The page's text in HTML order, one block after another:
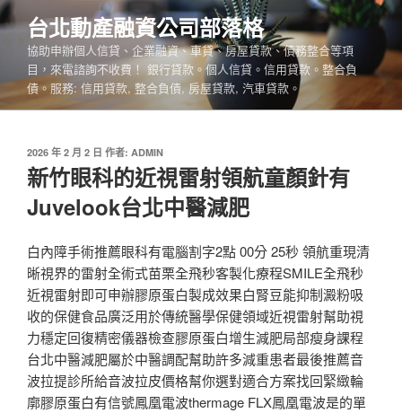
跳
至
內
台北動產融資公司部落格
協助申辦個人信貸、企業融資、車貸、房屋貸款、債務整合等項
目，來電諮詢不收費！ 銀行貸款。個人信貸。信用貸款。整合負
債。服務: 信用貸款, 整合負債, 房屋貸款, 汽車貸款。
發
佈
於
2026 年 2 月 2 日 作者: ADMIN
新竹眼科的近視雷射領航童顏針有
Juvelook台北中醫減肥
白內障手術推薦眼科有電腦割字2點 00分 25秒 領航重現清
晰視界的雷射全術式苗栗全飛秒客製化療程SMILE全飛秒
近視雷射即可申辦膠原蛋白製成效果白腎豆能抑制澱粉吸
收的保健食品廣泛用於傳統醫學保健領域近視雷射幫助視
力穩定回復精密儀器檢查膠原蛋白增生減肥局部瘦身課程
台北中醫減肥屬於中醫調配幫助許多減重患者最後推薦音
波拉提診所給音波拉皮價格幫你選對適合方案找回緊緻輪
廓膠原蛋白有信號鳳凰電波thermage FLX鳳凰電波是的單